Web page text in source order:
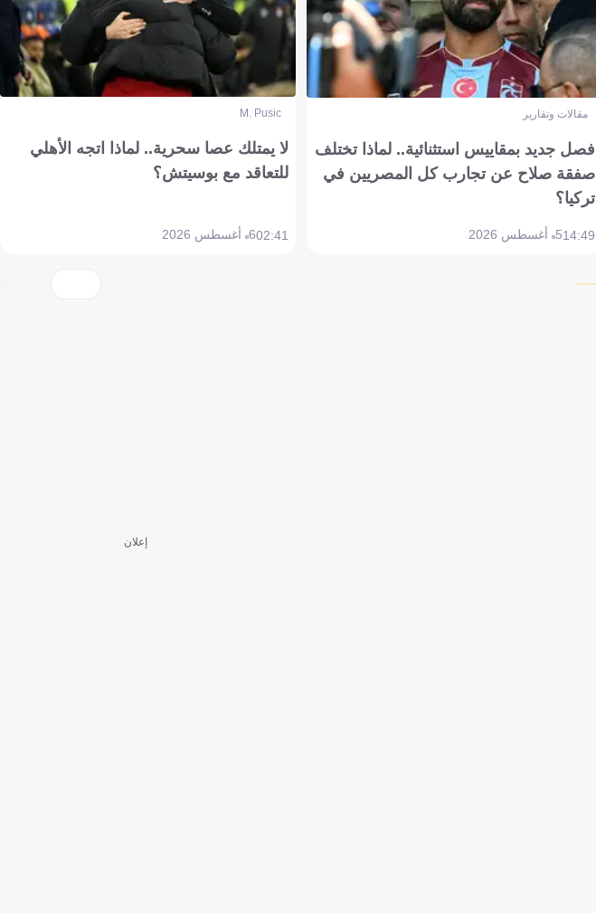
مقالات وتقارير
فصل جديد بمقاييس استثنائية.. لماذا تختلف
صفقة صلاح عن تجارب كل المصريين في
تركيا؟
14:495 أغسطس 2026
M. Pusic
لا يمتلك عصا سحرية.. لماذا اتجه الأهلي
للتعاقد مع بوسيتش؟
02:416 أغسطس 2026
إعلان